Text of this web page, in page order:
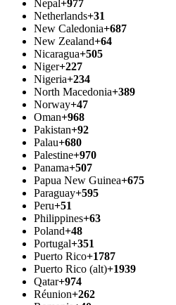
Nepal+977
Netherlands+31
New Caledonia+687
New Zealand+64
Nicaragua+505
Niger+227
Nigeria+234
North Macedonia+389
Norway+47
Oman+968
Pakistan+92
Palau+680
Palestine+970
Panama+507
Papua New Guinea+675
Paraguay+595
Peru+51
Philippines+63
Poland+48
Portugal+351
Puerto Rico+1787
Puerto Rico (alt)+1939
Qatar+974
Réunion+262